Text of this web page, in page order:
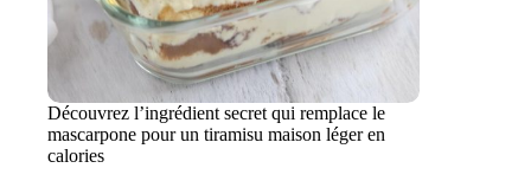
Découvrez l’ingrédient secret qui remplace le
mascarpone pour un tiramisu maison léger en
calories